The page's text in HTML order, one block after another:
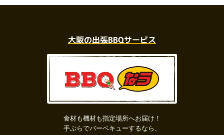
大阪の出張BBQサービス
食材も機材も指定場所へお届け！
手ぶらでバーベキューするなら、